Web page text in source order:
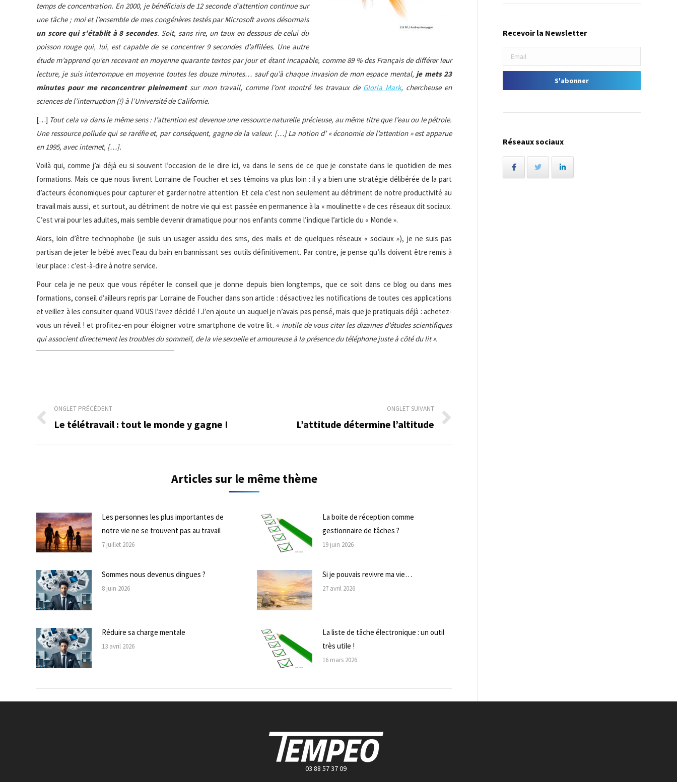
temps de concentration. En 2000, je bénéficiais de 12 seconde d’attention continue sur
une tâche ; moi et l’ensemble de mes congénères testés par Microsoft avons désormais
un score qui s’établit à 8 secondes. Soit, sans rire, un taux en dessous de celui du
poisson rouge qui, lui, est capable de se concentrer 9 secondes d’affilées. Une autre
étude m’apprend qu’en recevant en moyenne quarante textos par jour et étant incapable, comme 89 % des Français de différer leur
lecture, je suis interrompue en moyenne toutes les douze minutes… sauf qu’à chaque invasion de mon espace mental, je mets 23
minutes pour me reconcentrer pleinementsur mon travail, comme l’ont montré les travaux de Gloria Mark, chercheuse en
sciences de l’interruption (!) à l’Université de Californie.
[…] Tout cela va dans le même sens : l’attention est devenue une ressource naturelle précieuse, au même titre que l’eau ou le pétrole.
Une ressource polluée qui se raréfie et, par conséquent, gagne de la valeur. […] La notion d’ « économie de l’attention » est apparue
en 1995, avec internet, […].
Voilà qui, comme j’ai déjà eu si souvent l’occasion de le dire ici, va dans le sens de ce que je constate dans le quotidien de mes
formations. Mais ce que nous livrent Lorraine de Foucher et ses témoins va plus loin : il y a bien une stratégie délibérée de la part
d’acteurs économiques pour capturer et garder notre attention. Et cela c’est non seulement au détriment de notre productivité au
travail mais aussi, et surtout, au détriment de notre vie qui est passée en permanence à la « moulinette » de ces réseaux dit sociaux.
C’est vrai pour les adultes, mais semble devenir dramatique pour nos enfants comme l’indique l’article du « Monde ».
Alors, loin d’être technophobe (je suis un usager assidu des sms, des mails et de quelques réseaux « sociaux »), je ne suis pas
partisan de jeter le bébé avec l’eau du bain en bannissant ses outils définitivement. Par contre, je pense qu’ils doivent être remis à
leur place : c’est-à-dire à notre service.
Pour cela je ne peux que vous répéter le conseil que je donne depuis bien longtemps, que ce soit dans ce blog ou dans mes
formations, conseil d’ailleurs repris par Lorraine de Foucher dans son article : désactivez les notifications de toutes ces applications
et veillez à les consulter quand VOUS l’avez décidé ! J’en ajoute un auquel je n’avais pas pensé, mais que je pratiquais déjà : achetez-
vous un réveil ! et profitez-en pour éloigner votre smartphone de votre lit. « inutile de vous citer les dizaines d’études scientifiques
qui associent directement les troubles du sommeil, de la vie sexuelle et amoureuse à la présence du téléphone juste à côté du lit ».
Navigation
de
commentaire
ONGLET PRÉCÉDENT
Onglet
Le télétravail : tout le monde y gagne !
ONGLET SUIVANT
L’attitude détermine l’altitude
Articles sur le même thème
Les personnes les plus importantes de
notre vie ne se trouvent pas au travail
7 juillet 2026
La boite de réception comme
gestionnaire de tâches ?
19 juin 2026
Sommes nous devenus dingues ?
8 juin 2026
Si je pouvais revivre ma vie…
27 avril 2026
Réduire sa charge mentale
13 avril 2026
La liste de tâche électronique : un outil
très utile !
16 mars 2026
Recevoir la Newsletter
Réseaux sociaux
03 88 57 37 09